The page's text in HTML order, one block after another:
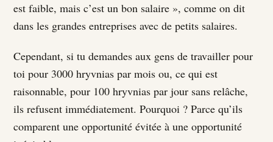
est faible, mais c’est un bon salaire », comme on dit
dans les grandes entreprises avec de petits salaires.
Cependant, si tu demandes aux gens de travailler pour
toi pour 3000 hryvnias par mois ou, ce qui est
raisonnable, pour 100 hryvnias par jour sans relâche,
ils refusent immédiatement. Pourquoi ? Parce qu’ils
comparent une opportunité évitée à une opportunité